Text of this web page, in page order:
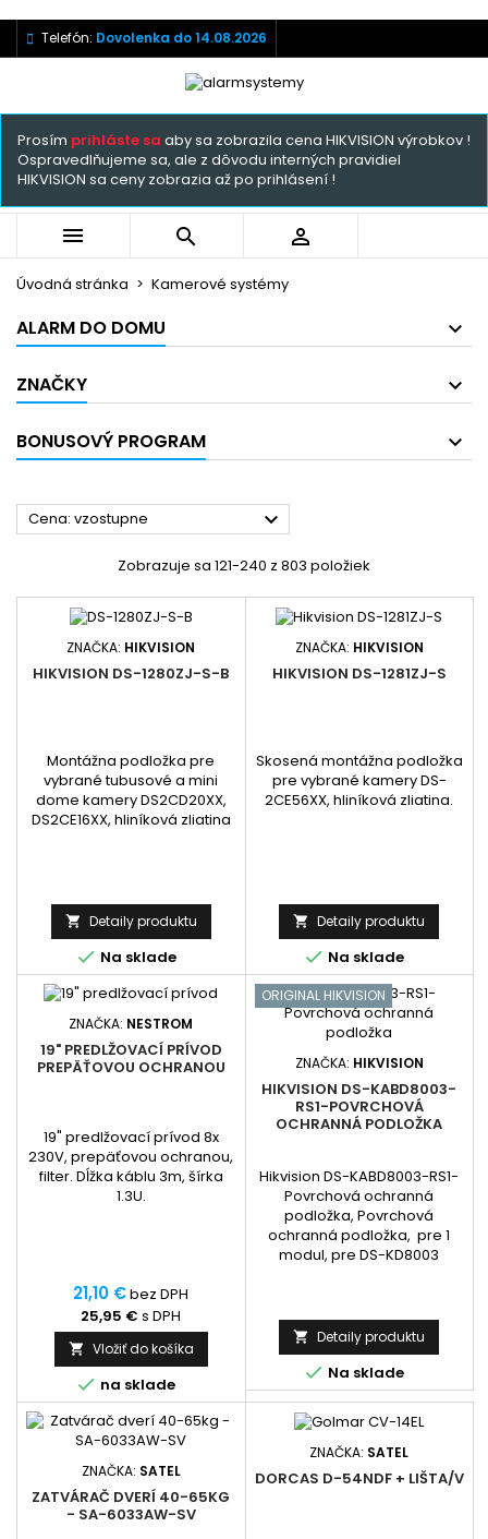
Telefón: Dovolenka do 14.08.2026
Prosím prihláste sa aby sa zobrazila cena HIKVISION výrobkov !
Ospravedlňujeme sa, ale z dôvodu interných pravidiel
HIKVISION sa ceny zobrazia až po prihlásení !
  
Úvodná stránka Kamerové systémy
ALARM DO DOMU
ZNAČKY
BONUSOVÝ PROGRAM
Cena: vzostupne 
Zobrazuje sa 121-240 z 803 položiek
ZNAČKA: HIKVISION
HIKVISION DS-1280ZJ-S-B
Montážna podložka pre
vybrané tubusové a mini
dome kamery DS2CD20XX,
DS2CE16XX, hliníková zliatina
 Detaily produktu
 Na sklade
ZNAČKA: HIKVISION
HIKVISION DS-1281ZJ-S
Skosená montážna podložka
pre vybrané kamery DS-
2CE56XX, hliníková zliatina.
 Detaily produktu
 Na sklade
ZNAČKA: NESTROM
19" PREDLŽOVACÍ PRÍVOD
PREPÄŤOVOU OCHRANOU
19" predlžovací prívod 8x
230V, prepäťovou ochranou,
filter. Dĺžka káblu 3m, šírka
1.3U.
21,10 €bez DPH
25,95 € s DPH
 Vložiť do košíka
 na sklade
ORIGINAL HIKVISION
ZNAČKA: HIKVISION
HIKVISION DS-KABD8003-
RS1-POVRCHOVÁ
OCHRANNÁ PODLOŽKA
Hikvision DS-KABD8003-RS1-
Povrchová ochranná
podložka, Povrchová
ochranná podložka, pre 1
modul, pre DS-KD8003
 Detaily produktu
 Na sklade
ZNAČKA: SATEL
ZATVÁRAČ DVERÍ 40-65KG
- SA-6033AW-SV
ZNAČKA: SATEL
DORCAS D-54NDF + LIŠTA/V